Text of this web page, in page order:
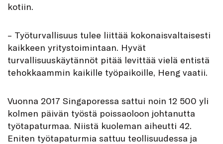
kotiin.
– Työturvallisuus tulee liittää kokonaisvaltaisesti
kaikkeen yritystoimintaan. Hyvät
turvallisuuskäytännöt pitää levittää vielä entistä
tehokkaammin kaikille työpaikoille, Heng vaatii.
Vuonna 2017 Singaporessa sattui noin 12 500 yli
kolmen päivän työstä poissaoloon johtanutta
työtapaturmaa. Niistä kuoleman aiheutti 42.
Eniten työtapaturmia sattuu teollisuudessa ja